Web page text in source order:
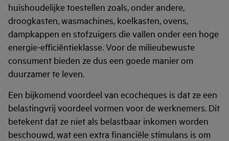
huishoudelijke toestellen zoals, onder andere,
droogkasten, wasmachines, koelkasten, ovens,
dampkappen en stofzuigers die vallen onder een hoge
energie-efficiëntieklasse. Voor de milieubewuste
consument bieden ze dus een goede manier om
duurzamer te leven.
Een bijkomend voordeel van ecocheques is dat ze een
belastingvrij voordeel vormen voor de werknemers. Dit
betekent dat ze niet als belastbaar inkomen worden
beschouwd, wat een extra financiële stimulans is om